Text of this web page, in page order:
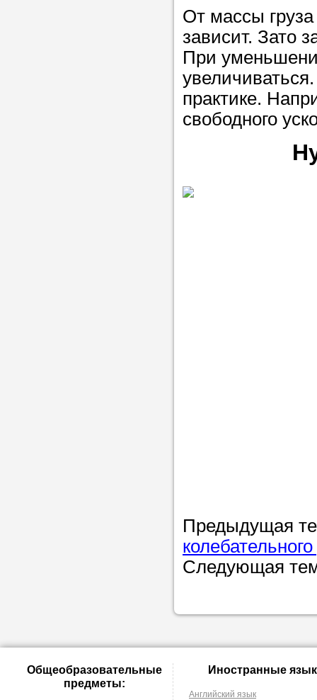
От массы
зависит. Зато
При
практике.
свободного
Предыдущая
Следующая
Общеобразовательные
предметы:
Иностранные
Английский язык